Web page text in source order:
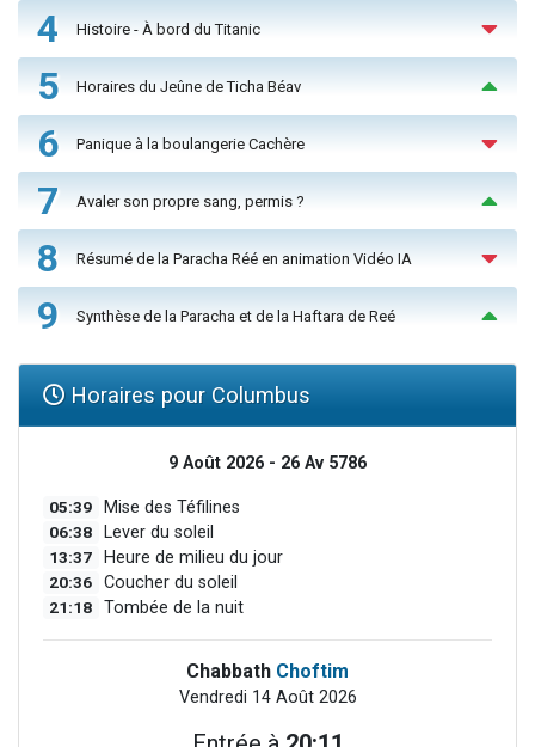
4 Histoire - À bord du Titanic
5 Horaires du Jeûne de Ticha Béav
6 Panique à la boulangerie Cachère
7 Avaler son propre sang, permis ?
8 Résumé de la Paracha Réé en animation Vidéo IA
9 Synthèse de la Paracha et de la Haftara de Reé
Horaires pour Columbus
9 Août 2026 - 26 Av 5786
05:39 Mise des Téfilines
06:38 Lever du soleil
13:37 Heure de milieu du jour
20:36 Coucher du soleil
21:18 Tombée de la nuit
Chabbath Choftim
Vendredi 14 Août 2026